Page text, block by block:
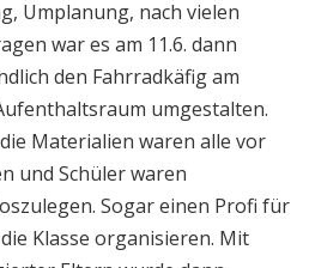
–
der 6c
Umplanung, nach vielen
war es am 11.6. dann
den Fahrradkäfig am
umgestalten.
Materialien waren alle vor
und Schüler waren
Sogar einen Profi für
Klasse organisieren. Mit